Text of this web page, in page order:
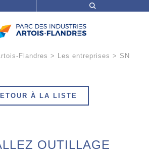
Flandres > Les entreprises > SN
À LA LISTE
OUTILLAGE